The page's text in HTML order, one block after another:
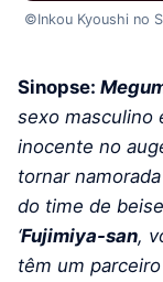
©Inkou Kyoushi no
Sinopse:
sexo masculino
inocente no
tornar
do time de
‘Fujimiya-san,
têm um